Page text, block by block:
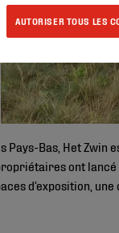
Bas, Het Zwin
ont
d’exposition,
AUTORISER TOUS LES